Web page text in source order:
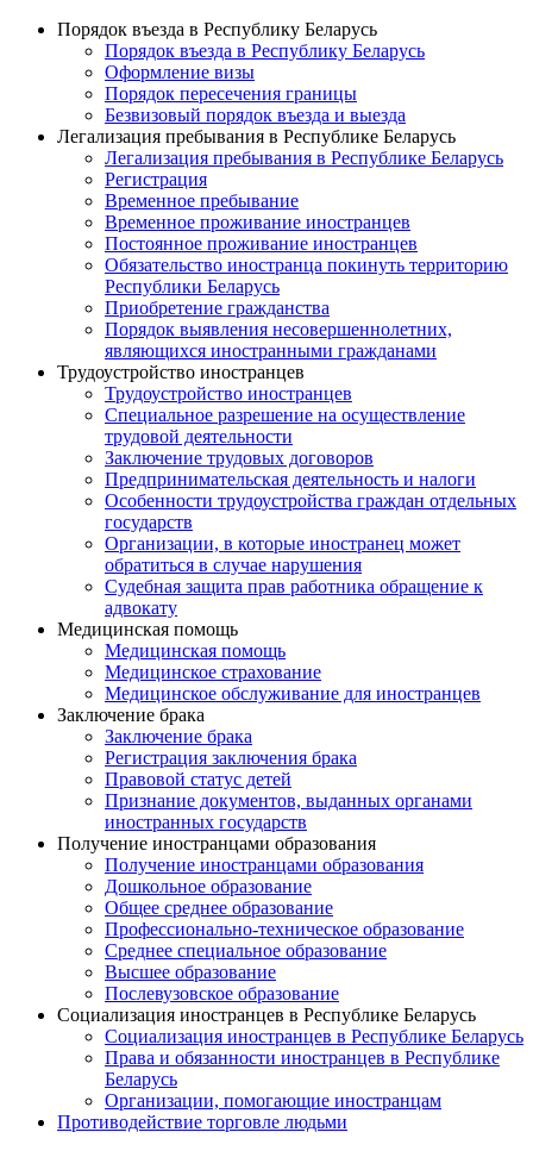
Порядок въезда в Республику Беларусь
Порядок въезда в Республику Беларусь
Оформление визы
Порядок пересечения границы
Безвизовый порядок въезда и выезда
Легализация пребывания в Республике Беларусь
Легализация пребывания в Республике Беларусь
Регистрация
Временное пребывание
Временное проживание иностранцев
Постоянное проживание иностранцев
Обязательство иностранца покинуть территорию
Республики Беларусь
Приобретение гражданства
Порядок выявления несовершеннолетних,
являющихся иностранными гражданами
Трудоустройство иностранцев
Трудоустройство иностранцев
Специальное разрешение на осуществление
трудовой деятельности
Заключение трудовых договоров
Предпринимательская деятельность и налоги
Особенности трудоустройства граждан отдельных
государств
Организации, в которые иностранец может
обратиться в случае нарушения
Судебная защита прав работника обращение к
адвокату
Медицинская помощь
Медицинская помощь
Медицинское страхование
Медицинское обслуживание для иностранцев
Заключение брака
Заключение брака
Регистрация заключения брака
Правовой статус детей
Признание документов, выданных органами
иностранных государств
Получение иностранцами образования
Получение иностранцами образования
Дошкольное образование
Общее среднее образование
Профессионально-техническое образование
Среднее специальное образование
Высшее образование
Послевузовское образование
Социализация иностранцев в Республике Беларусь
Социализация иностранцев в Республике Беларусь
Права и обязанности иностранцев в Республике
Беларусь
Oрганизации, помогающие иностранцам
Противодействие торговле людьми